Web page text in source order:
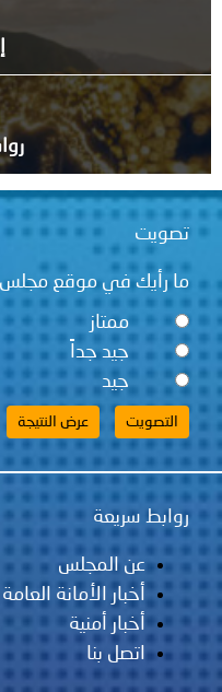
تصويت
ما رأيك في موقع مجلس
ممتاز
جيد جداً
جيد
روابط سريعة
عن المجلس
أخبار الأمانة العامة
أخبار أمنية
اتصل بنا